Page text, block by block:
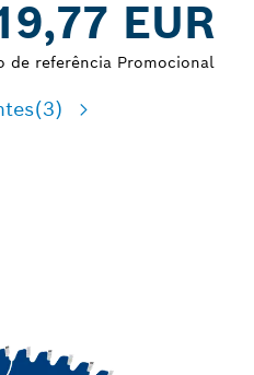
EUR
de referência Promocional
(3)